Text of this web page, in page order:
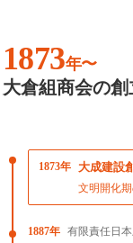
1873年〜
大倉組商会の
1873年 大成建設
文明開化
1887年 有限責任日